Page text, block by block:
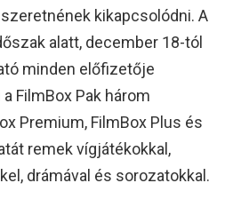
kikapcsolódni. A
alatt, december 18-tól
minden előfizetője
FilmBox Pak három
Premium, FilmBox Plus és
remek vígjátékokkal,
drámával és sorozatokkal.